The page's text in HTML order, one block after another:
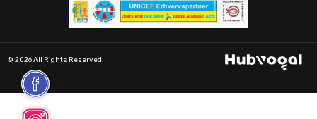
© 2026 All Rights Reserved.